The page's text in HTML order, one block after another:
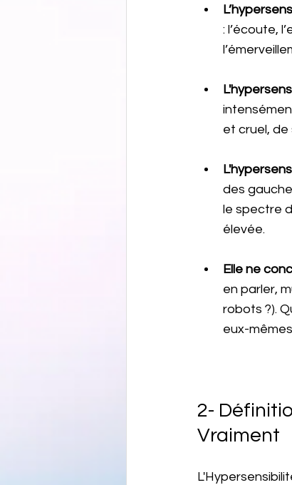
: l’écoute,
et cruel,
des
le spectre
élevée.
Elle ne
en parler,
robots ?).
eux-
2-
Vraiment